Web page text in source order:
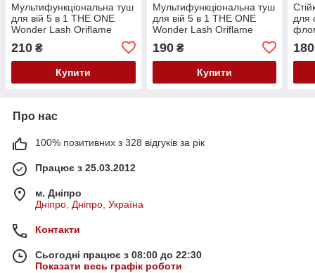
Мультифункціональна туш
для вій 5 в 1 THE ONE
Wonder Lash Oriflame
Святковий дизайн чорна 8
мл
210 ₴
Купити
Мультифункціональна туш
для вій 5 в 1 THE ONE
Wonder Lash Oriflame
Святковий випуск черная
8 мл
190₴
Купити
для
180
Про нас
100% позитивних з 328 відгуків за рік
Працює з 25.03.2012
м. Дніпро
Дніпро, Дніпро, Україна
Контакти
Сьогодні працює з 08:00 до 22:30
Показати весь графік роботи